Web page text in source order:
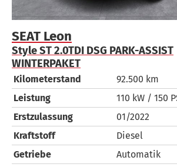
SEAT Leon
Style ST 2.0TDI DSG PARK-ASSIST
WINTERPAKET
Kilometerstand
92.500 km
Leistung
110 kW / 150
Erstzulassung
01/2022
Kraftstoff
Diesel
Getriebe
Automatik